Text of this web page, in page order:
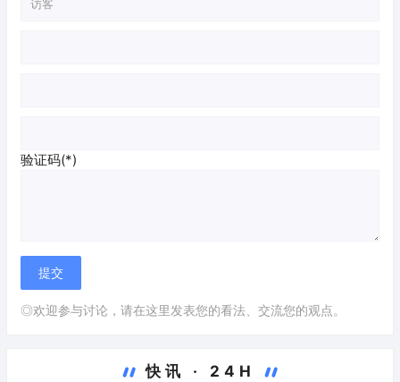
验证码(*)
◎欢迎参与讨论，请在这里发表您的看法、交流您的观点。
快讯 · 24H